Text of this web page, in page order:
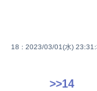
18 : 2023/03/01(水)
>>14